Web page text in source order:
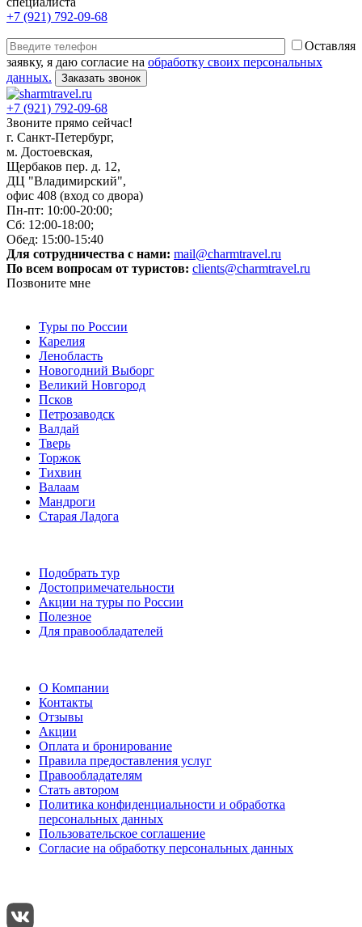
+7 (921) 792-09-68
Оставляя
заявку, я даю согласие на обработку своих персональных
данных.
+7 (921) 792-09-68
Звоните прямо сейчас!
г. Санкт-Петербург,
м. Достоевская,
Щербаков пер. д. 12,
ДЦ "Владимирский",
офис 408 (вход со двора)
Пн-пт: 10:00-20:00;
Сб: 12:00-18:00;
Обед: 15:00-15:40
Для сотрудничества с нами: mail@charmtravel.ru
По всем вопросам от туристов: clients@charmtravel.ru
Позвоните мне
Туры по России
Карелия
Ленобласть
Новогодний Выборг
Великий Новгород
Псков
Петрозаводск
Валдай
Тверь
Торжок
Тихвин
Валаам
Мандроги
Старая Ладога
Подобрать тур
Достопримечательности
Акции на туры по России
Полезное
Для правообладателей
О Компании
Контакты
Отзывы
Акции
Оплата и бронирование
Правила предоставления услуг
Правообладателям
Стать автором
Политика конфиденциальности и обработка
персональных данных
Пользовательское соглашение
Согласие на обработку персональных данных